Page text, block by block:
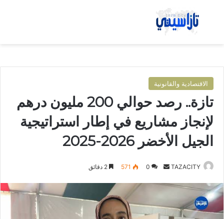
بحث عن
الاقتصادية والقانونية
تازة.. رصد حوالي 200 مليون درهم
لإنجاز مشاريع في إطار استراتيجية
الجيل الأخضر 2026-2025
TAZACITY
ب
0
571